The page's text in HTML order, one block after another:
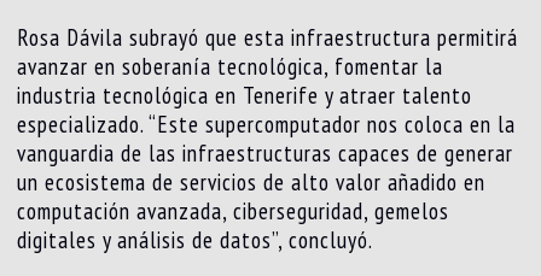
Rosa Dávila subrayó que esta infraestructura permitirá
avanzar en soberanía tecnológica, fomentar la
industria tecnológica en Tenerife y atraer talento
especializado. “Este supercomputador nos coloca en la
vanguardia de las infraestructuras capaces de generar
un ecosistema de servicios de alto valor añadido en
computación avanzada, ciberseguridad, gemelos
digitales y análisis de datos”, concluyó.